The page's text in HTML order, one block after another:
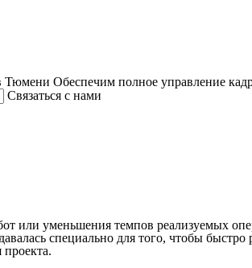
Тюмени Обеспечим полное управление
Связаться с нами
или уменьшения темпов реализуемых
специально для того, чтобы